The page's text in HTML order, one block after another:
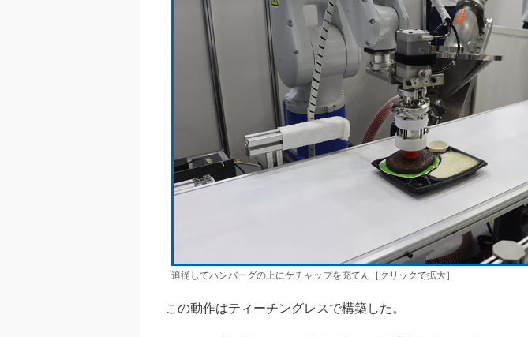
追従してハンバーグの上にケチャップを充てん［クリックで拡大］
この動作はティーチングレスで構築した。